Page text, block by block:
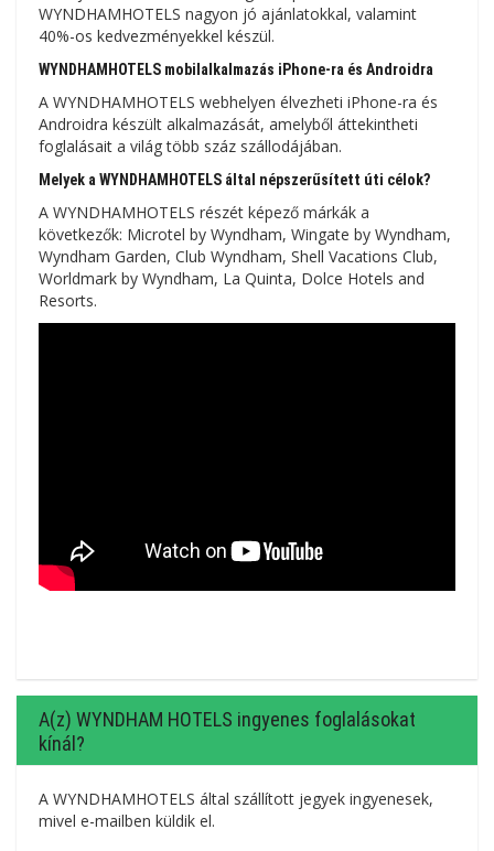
WYNDHAMHOTELS nagyon jó ajánlatokkal, valamint
40%-os kedvezményekkel készül.
WYNDHAMHOTELS mobilalkalmazás iPhone-ra és Androidra
A WYNDHAMHOTELS webhelyen élvezheti iPhone-ra és
Androidra készült alkalmazását, amelyből áttekintheti
foglalásait a világ több száz szállodájában.
Melyek a WYNDHAMHOTELS által népszerűsített úti célok?
A WYNDHAMHOTELS részét képező márkák a
következők: Microtel by Wyndham, Wingate by Wyndham,
Wyndham Garden, Club Wyndham, Shell Vacations Club,
Worldmark by Wyndham, La Quinta, Dolce Hotels and
Resorts.
A(z) WYNDHAM HOTELS ingyenes foglalásokat
kínál?
A WYNDHAMHOTELS által szállított jegyek ingyenesek,
mivel e-mailben küldik el.